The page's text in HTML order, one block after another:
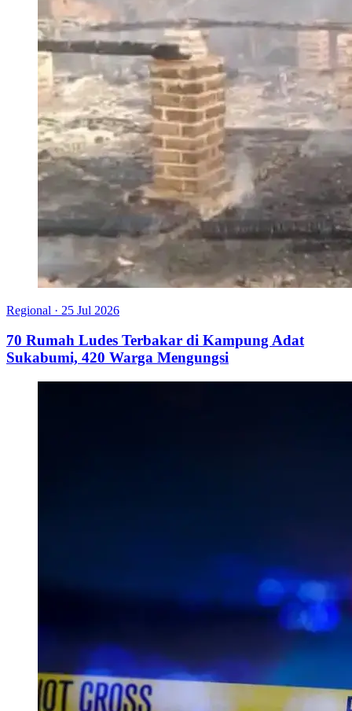
Regional · 25 Jul 2026
70 Rumah Ludes Terbakar di Kampung Adat
Sukabumi, 420 Warga Mengungsi